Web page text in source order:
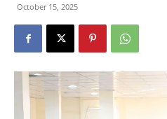
October 15, 2025